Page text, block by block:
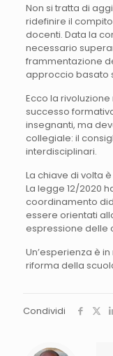
Non si tratta di
ridefinire il
docenti. Data la
necessario
frammentazione
approccio basato
Ecco la
successo
insegnanti, ma
collegiale: il
interdisciplinari.
La chiave di volta
La legge 12/2020
coordinamento
essere orientati
espressione delle
Un’esperienza è
riforma della
Condividi